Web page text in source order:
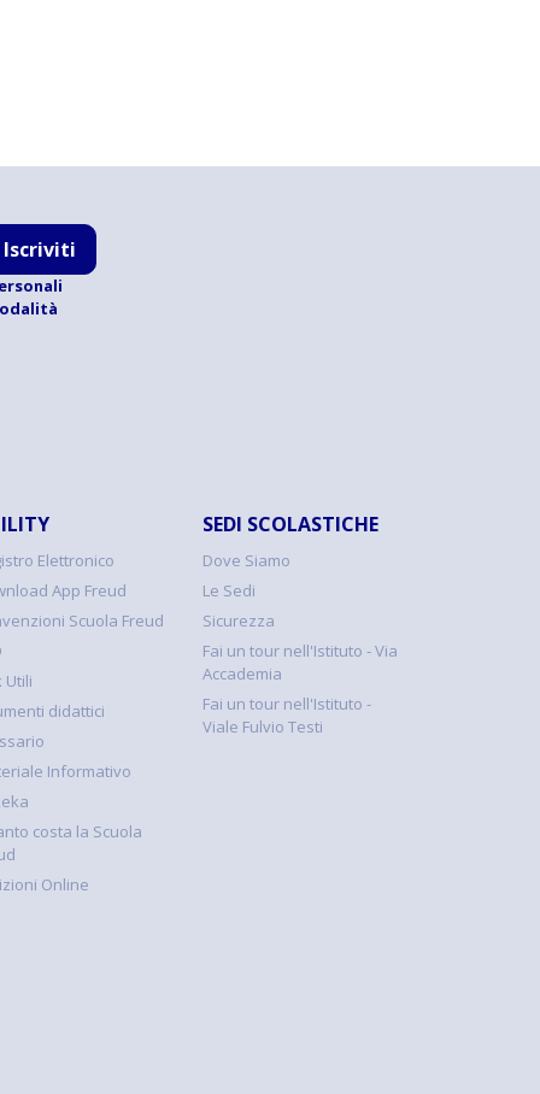
Iscriviti
Elettronico
App Freud
Scuola Freud
Utili
didattici
Informativo
costa la Scuola
Online
SEDI SCOLASTICHE
Dove Siamo
Le Sedi
Sicurezza
Fai un tour nell'Istituto - Via
Accademia
Fai un tour nell'Istituto -
Viale Fulvio Testi